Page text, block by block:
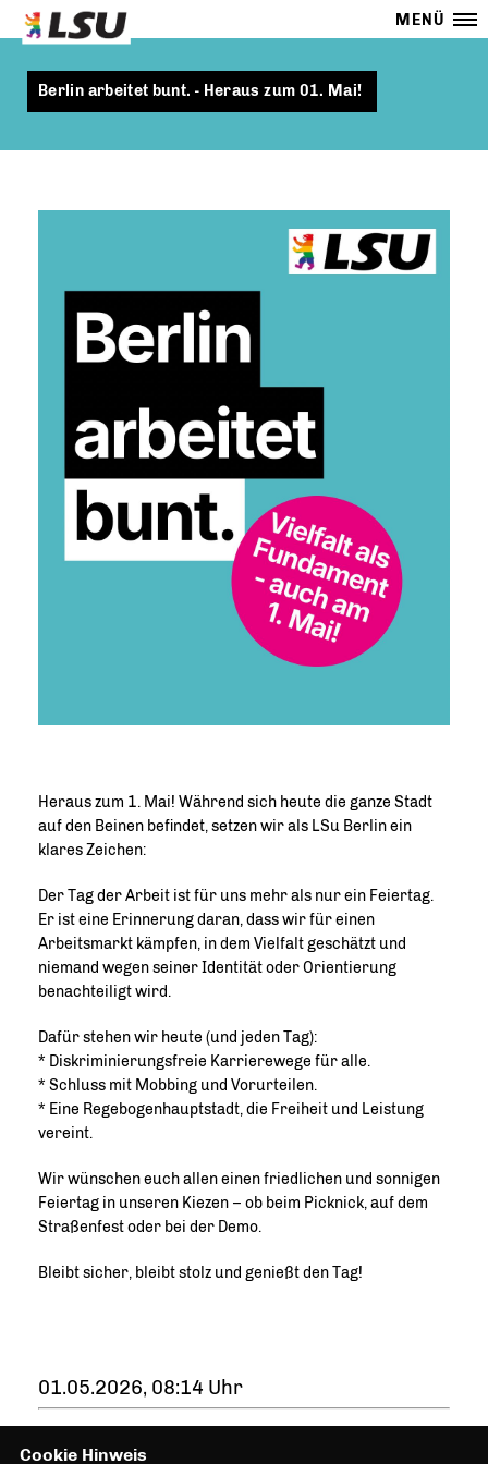
MENÜ
Berlin arbeitet bunt. - Heraus zum 01. Mai!
Heraus zum 1. Mai! Während sich heute die ganze Stadt
auf den Beinen befindet, setzen wir als LSu Berlin ein
klares Zeichen:
Der Tag der Arbeit ist für uns mehr als nur ein Feiertag.
Er ist eine Erinnerung daran, dass wir für einen
Arbeitsmarkt kämpfen, in dem Vielfalt geschätzt und
niemand wegen seiner Identität oder Orientierung
benachteiligt wird.
Dafür stehen wir heute (und jeden Tag):
* Diskriminierungsfreie Karrierewege für alle.
* Schluss mit Mobbing und Vorurteilen.
* Eine Regebogenhauptstadt, die Freiheit und Leistung
vereint.
Wir wünschen euch allen einen friedlichen und sonnigen
Feiertag in unseren Kiezen – ob beim Picknick, auf dem
Straßenfest oder bei der Demo.
Bleibt sicher, bleibt stolz und genießt den Tag!
01.05.2026, 08:14 Uhr
Cookie Hinweis